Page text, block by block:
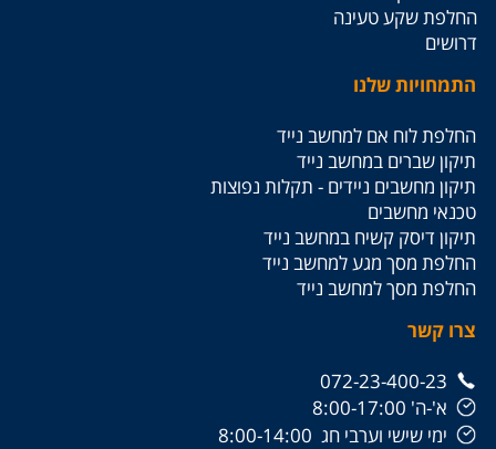
החלפת שקע טעינה
דרושים
התמחויות שלנו
החלפת לוח אם למחשב נייד
תיקון שברים במחשב נייד
תיקון מחשבים ניידים - תקלות נפוצות
טכנאי מחשבים
תיקון דיסק קשיח במחשב נייד
החלפת מסך מגע למחשב נייד
החלפת מסך למחשב נייד
צרו קשר
א'-ה' 8:00-17:00
ימי שישי וערבי חג 8:00-14:00